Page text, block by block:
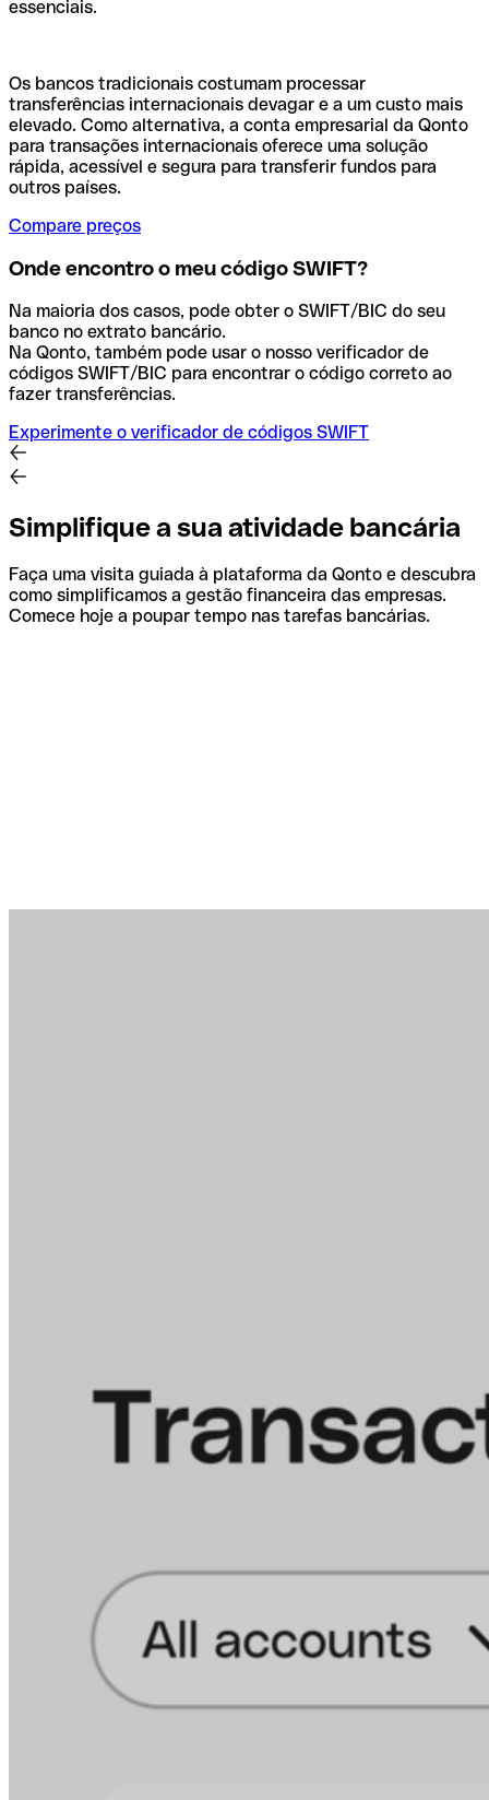
essenciais.
Os bancos tradicionais costumam processar
transferências internacionais devagar e a um custo mais
elevado. Como alternativa, a conta empresarial da Qonto
para transações internacionais oferece uma solução
rápida, acessível e segura para transferir fundos para
outros países.
Compare preços
Onde encontro o meu código SWIFT?
Na maioria dos casos, pode obter o SWIFT/BIC do seu
banco no extrato bancário.
Na Qonto, também pode usar o nosso verificador de
códigos SWIFT/BIC para encontrar o código correto ao
fazer transferências.
Experimente o verificador de códigos SWIFT
Simplifique a sua atividade bancária
Faça uma visita guiada à plataforma da Qonto e descubra
como simplificamos a gestão financeira das empresas.
Comece hoje a poupar tempo nas tarefas bancárias.